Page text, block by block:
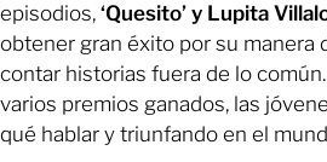
episodios, ‘Quesito’ y Lupita
obtener gran éxito por su manera
contar historias fuera de lo
varios premios ganados, las
qué hablar y triunfando en el